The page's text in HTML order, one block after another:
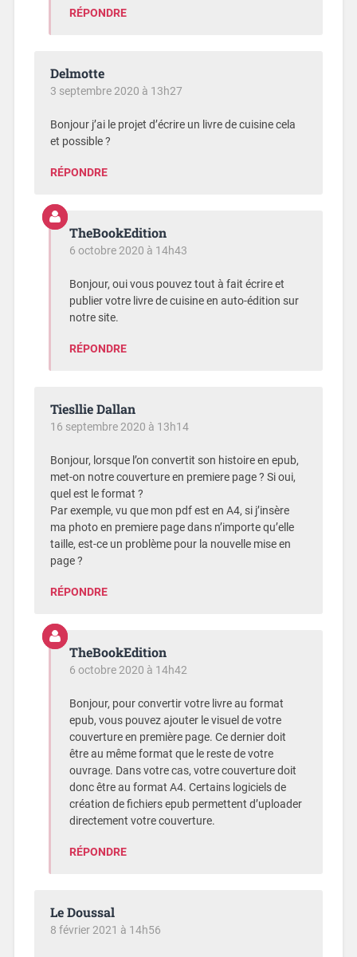
RÉPONDRE
Delmotte
3 septembre 2020 à 13h27
Bonjour j’ai le projet d’écrire un livre de cuisine cela
et possible ?
RÉPONDRE
TheBookEdition
6 octobre 2020 à 14h43
Bonjour, oui vous pouvez tout à fait écrire et
publier votre livre de cuisine en auto-édition sur
notre site.
RÉPONDRE
Tiesllie Dallan
16 septembre 2020 à 13h14
Bonjour, lorsque l’on convertit son histoire en epub,
met-on notre couverture en premiere page ? Si oui,
quel est le format ?
Par exemple, vu que mon pdf est en A4, si j’insère
ma photo en premiere page dans n’importe qu’elle
taille, est-ce un problème pour la nouvelle mise en
page ?
RÉPONDRE
TheBookEdition
6 octobre 2020 à 14h42
Bonjour, pour convertir votre livre au format
epub, vous pouvez ajouter le visuel de votre
couverture en première page. Ce dernier doit
être au même format que le reste de votre
ouvrage. Dans votre cas, votre couverture doit
donc être au format A4. Certains logiciels de
création de fichiers epub permettent d’uploader
directement votre couverture.
RÉPONDRE
Le Doussal
8 février 2021 à 14h56